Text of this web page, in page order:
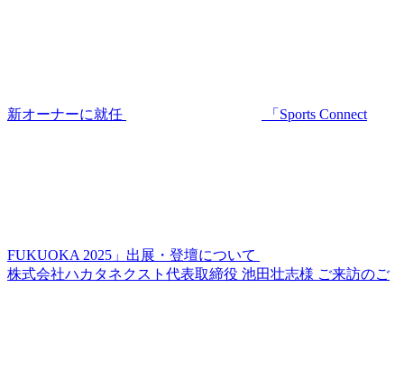
新オーナーに就任 「Sports Connect
FUKUOKA 2025」出展・登壇について
株式会社ハカタネクスト代表取締役 池田壮志様 ご来訪のご